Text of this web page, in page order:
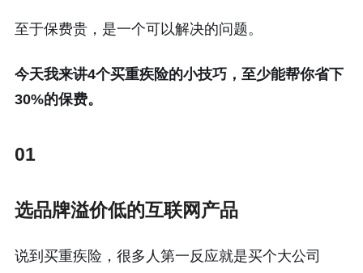
至于保费贵，是一个可以解决的问题。
今天我来讲4个买重疾险的小技巧，至少能帮你省下
30%的保费。
01
选品牌溢价低的互联网产品
说到买重疾险，很多人第一反应就是买个大公司